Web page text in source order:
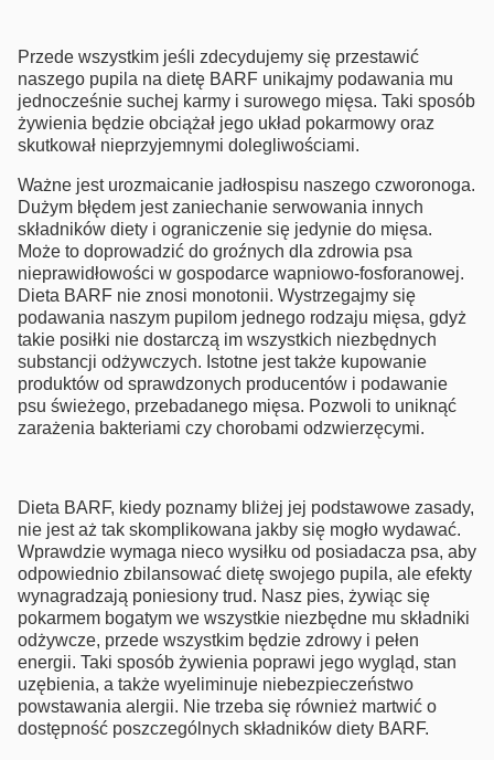
Przede wszystkim jeśli zdecydujemy się przestawić
naszego pupila na dietę BARF unikajmy podawania mu
jednocześnie suchej karmy i surowego mięsa. Taki sposób
żywienia będzie obciążał jego układ pokarmowy oraz
skutkował nieprzyjemnymi dolegliwościami.
Ważne jest urozmaicanie jadłospisu naszego czworonoga.
Dużym błędem jest zaniechanie serwowania innych
składników diety i ograniczenie się jedynie do mięsa.
Może to doprowadzić do groźnych dla zdrowia psa
nieprawidłowości w gospodarce wapniowo-fosforanowej.
Dieta BARF nie znosi monotonii. Wystrzegajmy się
podawania naszym pupilom jednego rodzaju mięsa, gdyż
takie posiłki nie dostarczą im wszystkich niezbędnych
substancji odżywczych. Istotne jest także kupowanie
produktów od sprawdzonych producentów i podawanie
psu świeżego, przebadanego mięsa. Pozwoli to uniknąć
zarażenia bakteriami czy chorobami odzwierzęcymi.
Dieta BARF, kiedy poznamy bliżej jej podstawowe zasady,
nie jest aż tak skomplikowana jakby się mogło wydawać.
Wprawdzie wymaga nieco wysiłku od posiadacza psa, aby
odpowiednio zbilansować dietę swojego pupila, ale efekty
wynagradzają poniesiony trud. Nasz pies, żywiąc się
pokarmem bogatym we wszystkie niezbędne mu składniki
odżywcze, przede wszystkim będzie zdrowy i pełen
energii. Taki sposób żywienia poprawi jego wygląd, stan
uzębienia, a także wyeliminuje niebezpieczeństwo
powstawania alergii. Nie trzeba się również martwić o
dostępność poszczególnych składników diety BARF.